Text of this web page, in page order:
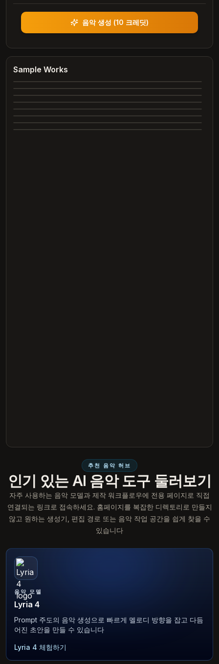
음악 생성 (10 크레딧)
Sample Works
Heartbreak Souvenirs
4:12
Complete
3:42
Complete
Summer Dreams
3:28
Complete
Neon Nights
4:05
Complete
Echoes of Yesterday
4:00
Complete
Dance All Night
3:24
Complete
Whispering Trees
2:26
Marry Me
2:31
추천 음악 허브
인기 있는 AI 음악 도구 둘러보기
자주 사용하는 음악 모델과 제작 워크플로우에 전용 페이지로 직접
연결되는 링크로 접속하세요. 홈페이지를 복잡한 디렉토리로 만들지
않고 원하는 생성기, 편집 경로 또는 음악 작업 공간을 쉽게 찾을 수
있습니다
음악 모델
Lyria 4
Prompt 주도의 음악 생성으로 빠르게 멜로디 방향을 잡고 다듬
어진 초안을 만들 수 있습니다
Lyria 4 체험하기